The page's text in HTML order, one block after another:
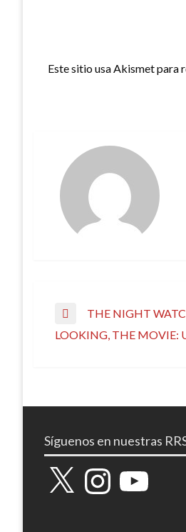
Este sitio usa Akismet para
entradas
Entrada
anterior
THE NIGHT
Entrada
LOOKING, THE MOVIE:
Síguenos en nuestras
X InstagramYouTube